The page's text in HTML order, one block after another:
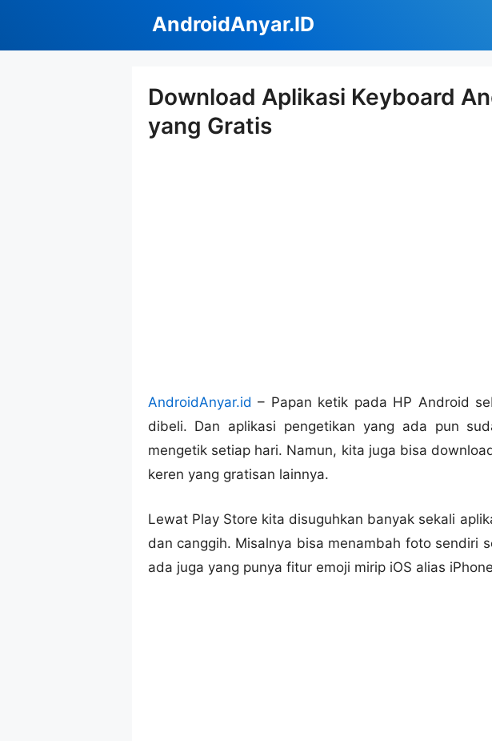
isi
AndroidAnyar.ID
Download Aplikasi Keyboard
yang Gratis
AndroidAnyar.id – Papan ketik pada HP Android
dibeli. Dan aplikasi pengetikan yang ada pun
mengetik setiap hari. Namun, kita juga bisa
keren yang gratisan lainnya.
Lewat Play Store kita disuguhkan banyak sekali
dan canggih. Misalnya bisa menambah foto sendiri
ada juga yang punya fitur emoji mirip iOS alias